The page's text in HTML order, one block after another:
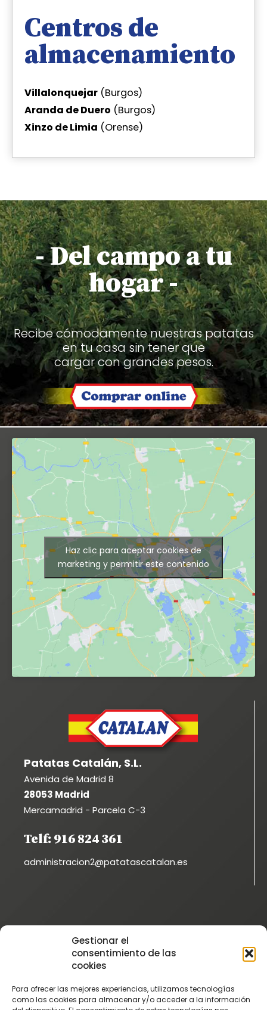
Gestionar el
consentimiento de las
cookies
Para ofrecer las mejores experiencias, utilizamos tecnologías
como las cookies para almacenar y/o acceder a la información
Centros de
almacenamiento
Villalonquejar (Burgos)
Aranda de Duero (Burgos)
Xinzo de Limia (Orense)
- Del campo a tu
hogar -
Recibe cómodamente nuestras patatas
en tu casa sin tener que
cargar con grandes pesos.
Haz clic para aceptar cookies de
marketing y permitir este contenido
Patatas Catalán, S.L.
Avenida de Madrid 8
28053 Madrid
Mercamadrid - Parcela C-3
Telf: 916 824 361
administracion2@patatascatalan.es
Instagram
@patatascatalan
Facebook
Vimeo